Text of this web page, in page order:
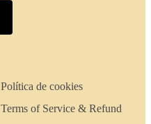
Política de cookies
Terms of Service & Refund